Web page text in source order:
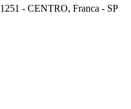
- CENTRO, Franca - SP